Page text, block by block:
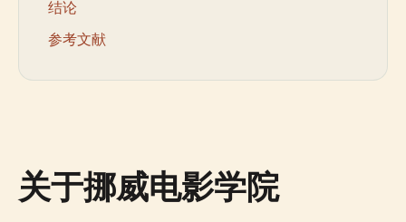
结论
参考文献
关于挪威电影学院